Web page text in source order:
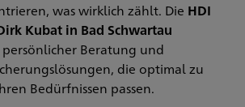
was wirklich zählt. Die HDI
Kubat in Bad Schwartau
Beratung und
die optimal zu
Bedürfnissen passen.